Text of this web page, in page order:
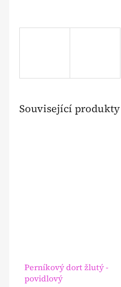
Související produkty
Perníkový dort žlutý -
povidlový